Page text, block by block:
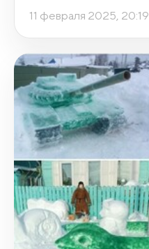
11 февраля 2025, 20:19